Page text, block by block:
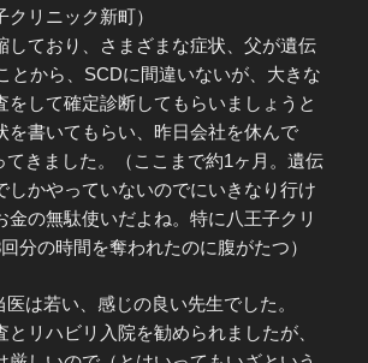
リニック新町）
しており、さまざまな症状、父が遺伝
とから、SCDに間違いないが、大きな
をして確定診断してもらいましょうと
を書いてもらい、昨日会社を休んで
てきました。（ここまで約1ヶ月。遺伝
しかやっていないのでにいきなり行け
金の無駄使いだよね。特に八王子クリ
分の時間を奪われたのに腹がたつ）
は若い、感じの良い先生でした。
リハビリ入院を勧められましたが、